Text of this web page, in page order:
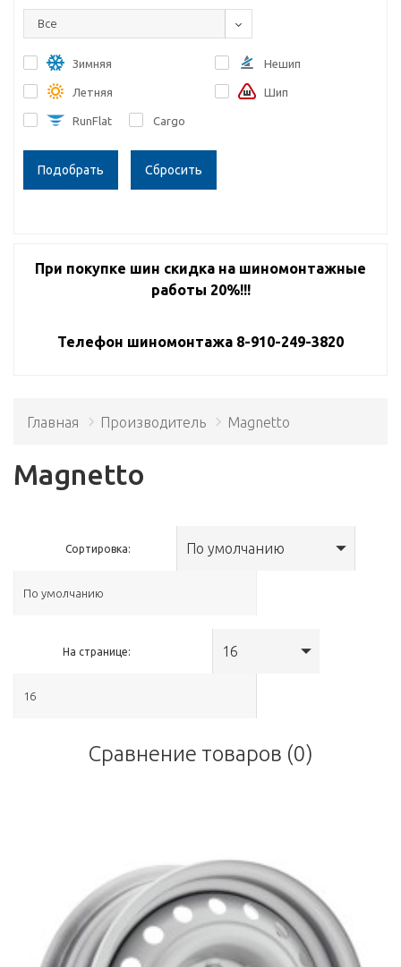
Все
Зимняя
Летняя
RunFlat Cargo
Нешип
Шип
Сбросить
При покупке шин скидка на шиномонтажные
работы 20%!!!
Телефон шиномонтажа 8-910-249-3820
Главная Производитель Magnetto
Magnetto
Сортировка: По умолчанию
На странице: 16
Сравнение товаров (0)